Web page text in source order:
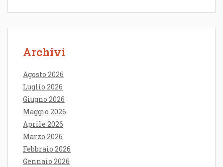
Archivi
Agosto 2026
Luglio 2026
Giugno 2026
Maggio 2026
Aprile 2026
Marzo 2026
Febbraio 2026
Gennaio 2026